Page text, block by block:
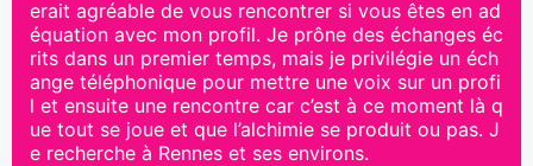
erait agréable de vous rencontrer si vous êtes en ad
équation avec mon profil. Je prône des échanges éc
rits dans un premier temps, mais je privilégie un éch
ange téléphonique pour mettre une voix sur un profi
l et ensuite une rencontre car c’est à ce moment là q
ue tout se joue et que l’alchimie se produit ou pas. J
e recherche à Rennes et ses environs.